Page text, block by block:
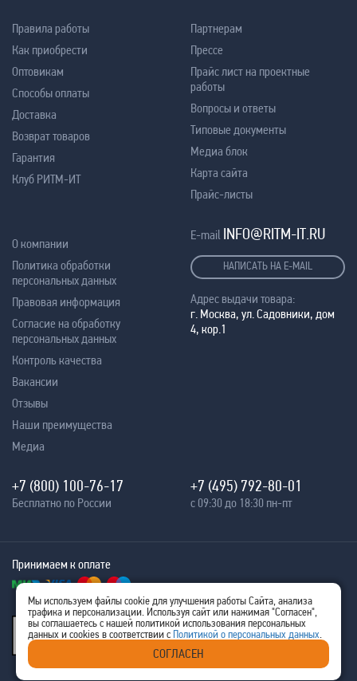
Правила работы
Как приобрести
Оптовикам
Способы оплаты
Доставка
Возврат товаров
Гарантия
Клуб РИТМ-ИТ
Партнерам
Прессе
Прайс лист на проектные
работы
Вопросы и ответы
Типовые документы
Медиа блок
Карта сайта
Прайс-листы
О компании
Политика обработки
персональных данных
Правовая информация
Согласие на обработку
персональных данных
Контроль качества
Вакансии
Отзывы
Наши преимущества
Медиа
E-mail INFO@RITM-IT.RU
НАПИСАТЬ НА E-MAIL
Адрес выдачи товара:
г. Москва, ул. Садовники, дом
4, кор.1
+7 (800) 100-76-17
Бесплатно по России
+7 (495) 792-80-01
с 09:30 до 18:30 пн-пт
Принимаем к оплате
® 2005 - 2026
Ritm-IT
Мы используем файлы cookie для улучшения работы Сайта, анализа
трафика и персонализации. Используя сайт или нажимая "Согласен",
вы соглашаетесь с нашей политикой использования персональных
данных и cookies в соответствии с Политикой о персональных данных
СОГЛАСЕН